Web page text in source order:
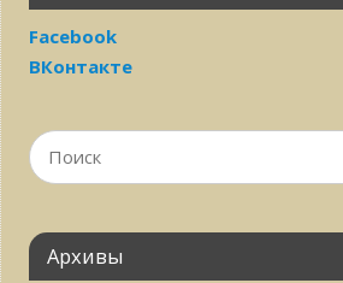
Facebook
ВКонтакте
Архивы